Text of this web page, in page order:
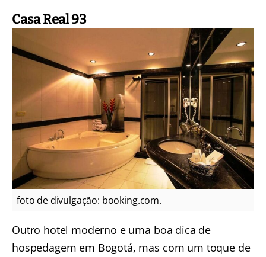
Casa Real 93
foto de divulgação: booking.com.
Outro hotel moderno e uma boa dica de
hospedagem em Bogotá, mas com um toque de